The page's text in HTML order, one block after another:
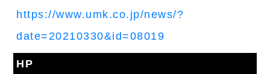
https://www.umk.co.jp/news/?
date=20210330&id=08019
HP